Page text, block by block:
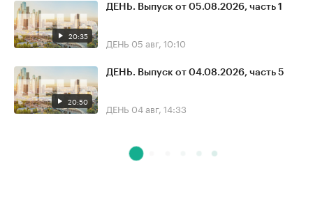
20:35
ДЕНЬ. Выпуск от 05.08.2026, часть 1
ДЕНЬ 05 авг, 10:10
20:50
ДЕНЬ. Выпуск от 04.08.2026, часть 5
ДЕНЬ 04 авг, 14:33